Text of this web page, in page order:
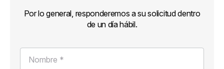
Por lo general, responderemos a su solicitud dentro
de un día hábil.